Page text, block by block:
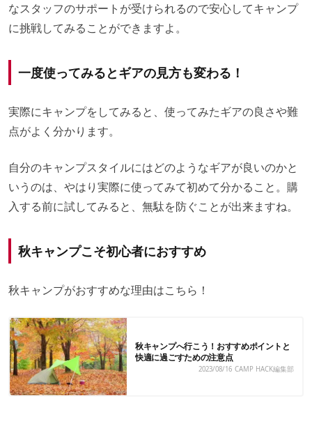
なスタッフのサポートが受けられるので安心してキャンプ
に挑戦してみることができますよ。
一度使ってみるとギアの見方も変わる！
実際にキャンプをしてみると、使ってみたギアの良さや難
点がよく分かります。
自分のキャンプスタイルにはどのようなギアが良いのかと
いうのは、やはり実際に使ってみて初めて分かること。購
入する前に試してみると、無駄を防ぐことが出来ますね。
秋キャンプこそ初心者におすすめ
秋キャンプがおすすめな理由はこちら！
秋キャンプへ行こう！おすすめポイントと
快適に過ごすための注意点
2023/08/16 CAMP HACK編集部